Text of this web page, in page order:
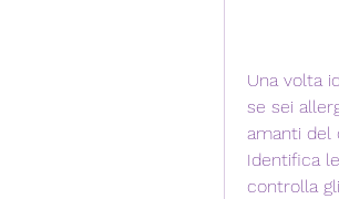
Una volta
se sei
amanti del
Identifica
controlla